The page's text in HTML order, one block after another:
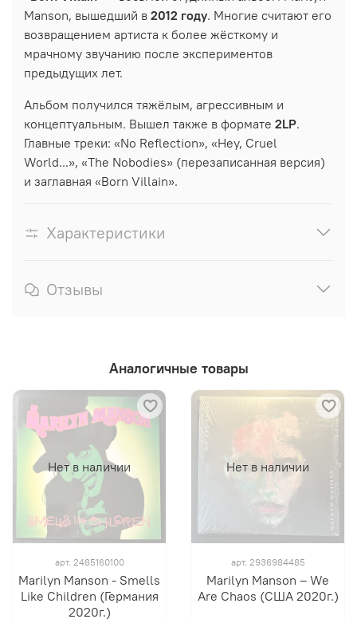
Manson, вышедший в 2012 году. Многие считают его
возвращением артиста к более жёсткому и
мрачному звучанию после экспериментов
предыдущих лет.
Альбом получился тяжёлым, агрессивным и
концептуальным. Вышел также в формате 2LP.
Главные треки: «No Reflection», «Hey, Cruel
World...», «The Nobodies» (перезаписанная версия)
и заглавная «Born Villain».
Характеристики
Отзывы
Аналогичные товары
Нет в наличии
арт. 2485160100
Marilyn Manson - Smells
Like Children (Германия
2020г.)
Нет в наличии
арт. 2936984485
Marilyn Manson – We
Are Chaos (США 2020г.)